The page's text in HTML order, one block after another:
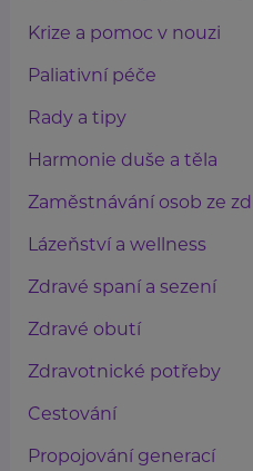
Krize a pomoc v nouzi
Paliativní péče
Rady a tipy
Harmonie duše a těla
Zaměstnávání osob ze
Lázeňství a wellness
Zdravé spaní a sezení
Zdravé obutí
Zdravotnické potřeby
Cestování
Propojování generací